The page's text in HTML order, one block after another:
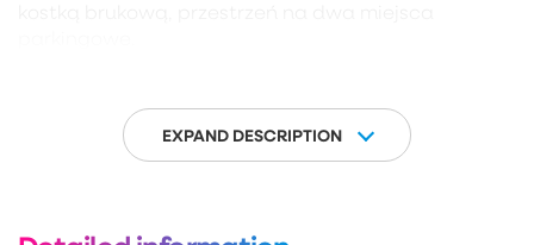
– zbiornik na szambo 10 m3
– zbiornik na deszczówkę 10m3
– dwa miejsca postojowe przed budynkiem
EXPAND DESCRIPTION